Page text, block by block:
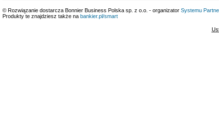
© Rozwiązanie dostarcza Bonnier Business Polska sp. z o.o. - organizator Systemu
Produkty te znajdziesz także na bankier.pl/smart